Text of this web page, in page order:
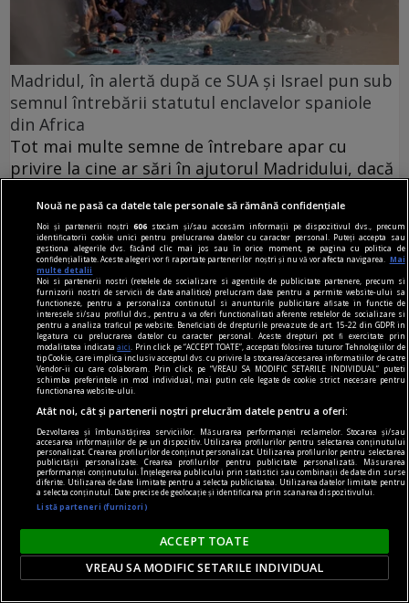
Madridul, în alertă după ce SUA și Israel pun sub
semnul întrebării statutul enclavelor spaniole
din Africa
Tot mai multe semne de întrebare apar cu
privire la cine ar sări în ajutorul Madridului, dacă
Ceuta și Melilla.
Inteligența artificială transformă
departamentele de resurse umane. Milioane de
locuri de muncă ar putea fi afectate
Adoptarea accelerată a inteligenței artificiale
schimbă profund modul în care companiile își
Nouă ne pasă ca datele tale personale să rămână confidențiale
Noi și partenerii noștri606 stocăm și/sau accesăm informații pe dispozitivul dvs., precum
identificatorii cookie unici pentru prelucrarea datelor cu caracter personal. Puteți accepta sau
gestiona alegerile dvs. făcând clic mai jos sau în orice moment, pe pagina cu politica de
confidențialitate. Aceste alegeri vor fi raportate partenerilor noștri și nu vă vor afecta navigarea.
Mai
multe detalii
Noi si partenerii nostri (retelele de socializare si agentiile de publicitate partenere, precum si
furnizorii nostri de servicii de date analitice) prelucram date pentru a permite website-ului sa
functioneze, pentru a personaliza continutul si anunturile publicitare afisate in functie de
interesele si/sau profilul dvs., pentru a va oferi functionalitati aferente retelelor de socializare si
pentru a analiza traficul pe website. Beneficiati de drepturile prevazute de art. 15-22 din GDPR in
legatura cu prelucrarea datelor cu caracter personal. Aceste drepturi pot fi exercitate prin
modalitatea indicataaici
. Prin click pe “ACCEPT TOATE”, acceptati folosirea tuturor Tehnologiilor de
tip Cookie, care implica inclusiv acceptul dvs. cu privire la stocarea/accesarea informatiilor de catre
Vendor-ii cu care colaboram. Prin click pe “VREAU SA MODIFIC SETARILE INDIVIDUAL” puteti
schimba preferintele in mod individual, mai putin cele legate de cookie strict necesare pentru
functionarea website-ului.
Atât noi, cât și partenerii noștri prelucrăm datele pentru a oferi:
Dezvoltarea și îmbunătățirea serviciilor. Măsurarea performanței reclamelor. Stocarea și/sau
accesarea informațiilor de pe un dispozitiv. Utilizarea profilurilor pentru selectarea conținutului
personalizat. Crearea profilurilor de conținut personalizat. Utilizarea profilurilor pentru selectarea
publicității personalizate. Crearea profilurilor pentru publicitate personalizată. Măsurarea
performanței conținutului. Înțelegerea publicului prin statistici sau combinații de date din surse
diferite. Utilizarea de date limitate pentru a selecta publicitatea. Utilizarea datelor limitate pentru
a selecta conținutul. Date precise de geolocație și identificarea prin scanarea dispozitivului.
Listă parteneri (furnizori)
ACCEPT TOATE
VREAU SA MODIFIC SETARILE INDIVIDUAL